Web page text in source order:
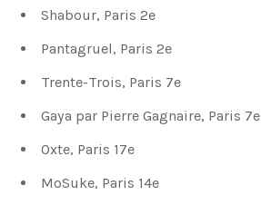
Shabour, Paris 2e
Pantagruel, Paris 2e
Trente-Trois, Paris 7e
Gaya par Pierre Gagnaire, Paris 7e
Oxte, Paris 17e
MoSuke, Paris 14e